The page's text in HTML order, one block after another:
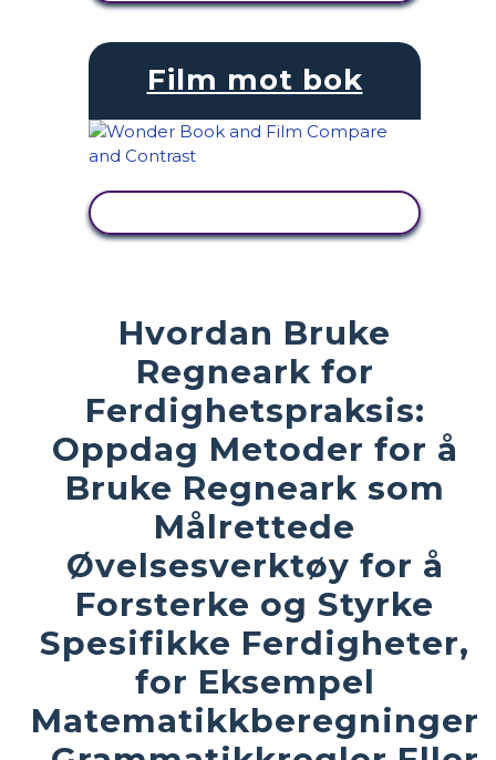
Film mot bok
Hvordan Bruke
Regneark for
Ferdighetspraksis:
Oppdag Metoder for å
Bruke Regneark som
Målrettede
Øvelsesverktøy for å
Forsterke og Styrke
Spesifikke Ferdigheter,
for Eksempel
Matematikkberegninger